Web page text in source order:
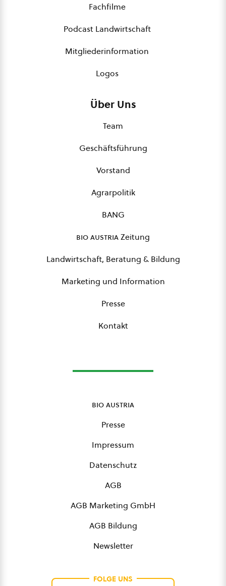
Fachfilme
Podcast Landwirtschaft
Mitgliederinformation
Logos
Über Uns
Team
Geschäftsführung
Vorstand
Agrarpolitik
BANG
bio austriaZeitung
Landwirtschaft, Beratung & Bildung
Marketing und Information
Presse
Kontakt
bio austria
Presse
Impressum
Datenschutz
AGB
AGB Marketing GmbH
AGB Bildung
Newsletter
FOLGE UNS